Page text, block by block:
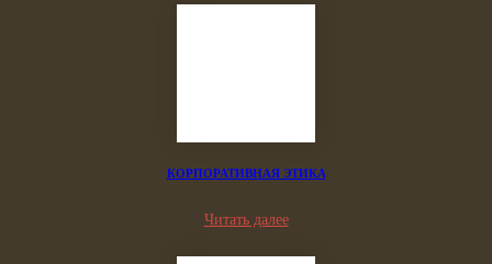
КОРПОРАТИВНАЯ ЭТИКА
Читать далее